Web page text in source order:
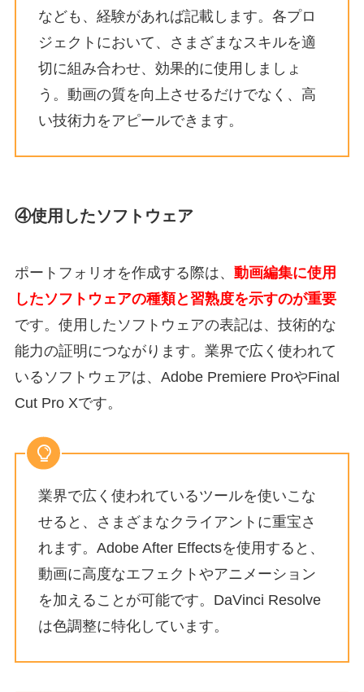
なども、経験があれば記載します。各プロ
ジェクトにおいて、さまざまなスキルを適
切に組み合わせ、効果的に使用しましょ
う。動画の質を向上させるだけでなく、高
い技術力をアピールできます。
④使用したソフトウェア
ポートフォリオを作成する際は、 動画編集に使用
したソフトウェアの種類と習熟度を示すのが重要
です。 使用したソフトウェアの表記は、技術的な
能力の証明につながります。 業界で広く使われて
いるソフトウェアは、 Adobe Premiere ProやFinal
Cut Pro Xです。
業界で広く使われているツールを使いこな
せると、さまざまなクライアントに重宝さ
れます。Adobe After Effectsを使用すると、
動画に高度なエフェクトやアニメーション
を加えることが可能です。DaVinci Resolve
は色調整に特化しています。